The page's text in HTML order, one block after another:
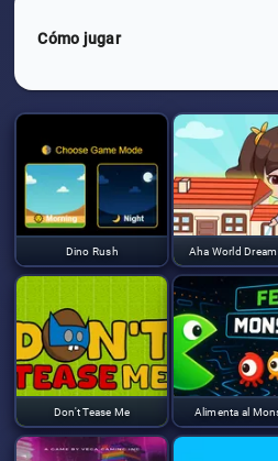
Cómo jugar
Dino Rush Aha World
Don't Tease Me Alimenta al